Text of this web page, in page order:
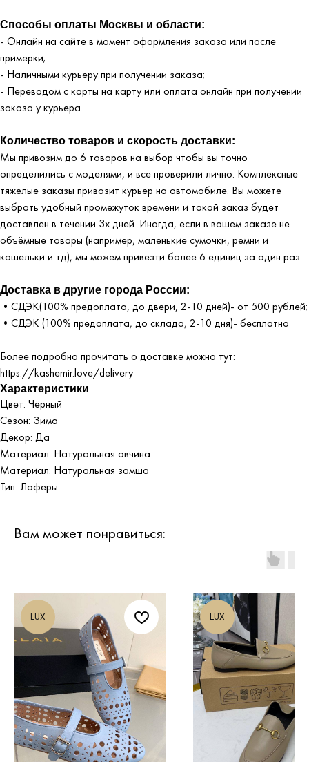
Способы оплаты Москвы и области:
- Онлайн на сайте в момент оформления заказа или после
примерки;
- Наличными курьеру при получении заказа;
- Переводом с карты на карту или оплата онлайн при получении
заказа у курьера.
Количество товаров и скорость доставки:
Мы привозим до 6 товаров на выбор чтобы вы точно
определились с моделями, и все проверили лично. Комплексные
тяжелые заказы привозит курьер на автомобиле. Вы можете
выбрать удобный промежуток времени и такой заказ будет
доставлен в течении 3х дней. Иногда, если в вашем заказе не
объёмные товары (например, маленькие сумочки, ремни и
кошельки и тд), мы можем привезти более 6 единиц за один раз.
Доставка в другие города России:
•СДЭК(100% предоплата, до двери, 2-10 дней)- от 500 рублей;
•СДЭК (100% предоплата, до склада, 2-10 дня)- бесплатно
Более подробно прочитать о доставке можно тут:
https://kashemir.love/delivery
Характеристики
Цвет: Чёрный
Сезон: Зима
Декор: Да
Материал: Натуральная овчина
Материал: Натуральная замша
Тип: Лоферы
Вам может понравиться:
LUX LUX